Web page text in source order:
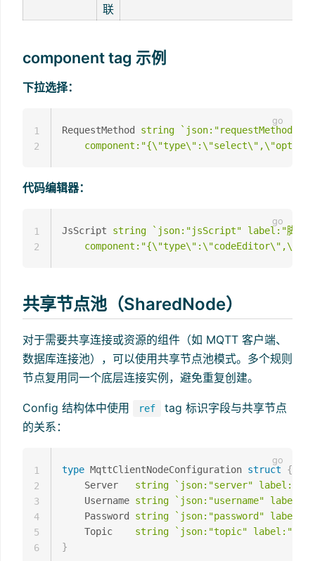
联
component tag 示例
下拉选择：
RequestMethod string
`json:"requestMethod"
1
2
代码编辑器：
JsScript string
`json:"jsScript" label:"脚本"
1
2
共享节点池（SharedNode）
对于需要共享连接或资源的组件（如 MQTT 客户端、
数据库连接池），可以使用共享节点池模式。多个规则
节点复用同一个底层连接实例，避免重复创建。
Config 结构体中使用 ref
tag 标识字段与共享节点
的关系：
type MqttClientNodeConfiguration struct
{
    Server
string
`json:"server" label:"服
    Username
string
`json:"username" label:"
    Password
string
`json:"password" label:"
    Topic
string
`json:"topic"
}
1
2
3
4
5
6